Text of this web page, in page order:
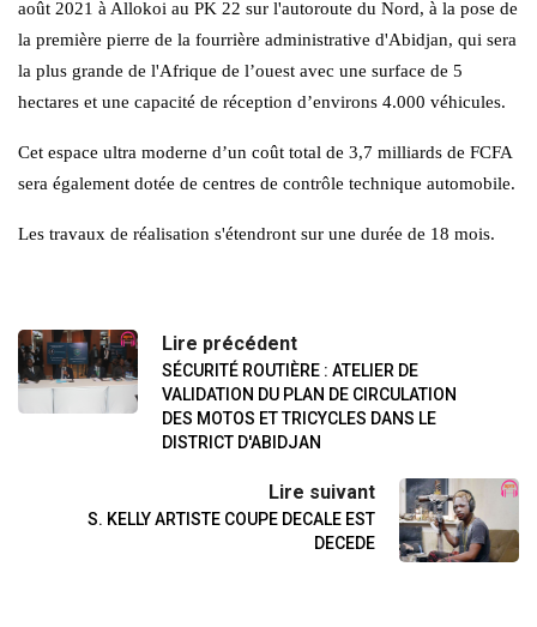
août 2021 à Allokoi au PK 22 sur l'autoroute du Nord, à la pose de
la première pierre de la fourrière administrative d'Abidjan, qui sera
la plus grande de l'Afrique de l’ouest avec une surface de 5
hectares et une capacité de réception d’environs 4.000 véhicules.
Cet espace ultra moderne d’un coût total de 3,7 milliards de FCFA
sera également dotée de centres de contrôle technique automobile.
Les travaux de réalisation s'étendront sur une durée de 18 mois.
Lire précédent
SÉCURITÉ ROUTIÈRE : ATELIER DE
VALIDATION DU PLAN DE CIRCULATION
DES MOTOS ET TRICYCLES DANS LE
DISTRICT D'ABIDJAN
Lire suivant
S. KELLY ARTISTE COUPE DECALE EST
DECEDE